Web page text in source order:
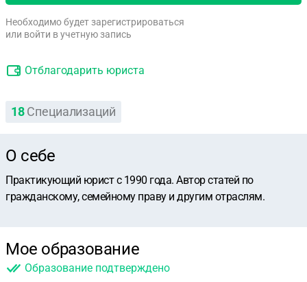
Необходимо будет зарегистрироваться
или войти в учетную запись
Отблагодарить юриста
18 Специализаций
О себе
Практикующий юрист с 1990 года. Автор статей по
гражданскому, семейному праву и другим отраслям.
Мое образование
Образование подтверждено